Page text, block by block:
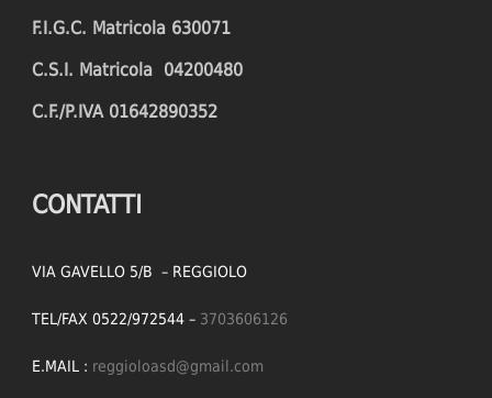
F.I.G.C. Matricola 630071
C.S.I. Matricola 04200480
C.F./P.IVA 01642890352
CONTATTI
VIA GAVELLO 5/B – REGGIOLO
TEL/FAX 0522/972544 – 3703606126
E.MAIL : reggioloasd@gmail.com